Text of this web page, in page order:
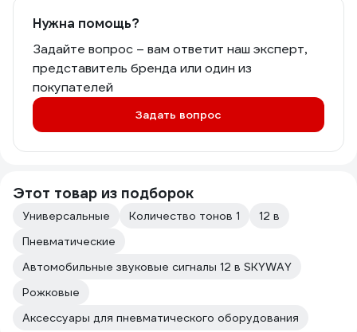
Нужна помощь?
Задайте вопрос – вам ответит наш эксперт,
представитель бренда или один из
покупателей
Задать вопрос
Этот товар из подборок
Универсальные Количество тонов 1
12 в
Пневматические
Автомобильные звуковые сигналы 12 в SKYWAY
Рожковые
Аксессуары для пневматического оборудования